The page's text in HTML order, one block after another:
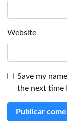
Website
Save my
the next time